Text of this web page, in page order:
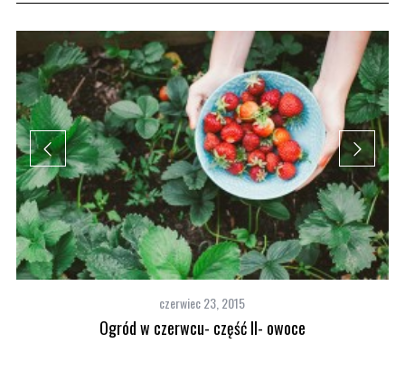
czerwiec 23, 2015
Ogród w czerwcu- część II- owoce